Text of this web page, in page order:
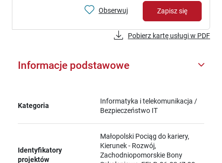
Obserwuj Zapisz się
Pobierz kartę usługi w PDF
Informacje podstawowe
Kategoria
Informatyka i telekomunikacja /
Bezpieczeństwo IT
Identyfikatory
projektów
Małopolski Pociąg do kariery,
Kierunek - Rozwój,
Zachodniopomorskie Bony